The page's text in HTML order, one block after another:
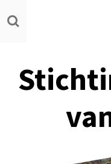
Ga
direct
hoofdinhoud